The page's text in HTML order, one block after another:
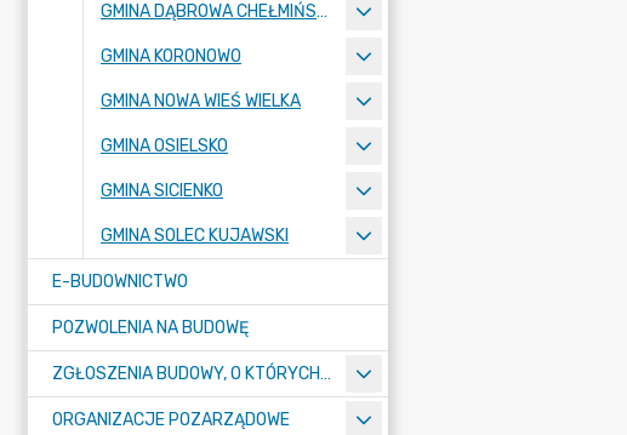
GMINA DĄBROWA CHEŁMIŃSKA
GMINA KORONOWO
GMINA NOWA WIEŚ WIELKA
GMINA OSIELSKO
GMINA SICIENKO
GMINA SOLEC KUJAWSKI
E-BUDOWNICTWO
POZWOLENIA NA BUDOWĘ
ZGŁOSZENIA BUDOWY, O KTÓRYCH MOWA W ART. 29 UST. 1 PKT 1A, 2B I 19A USTAWY PRAWO BUDOWLANE
ORGANIZACJE POZARZĄDOWE